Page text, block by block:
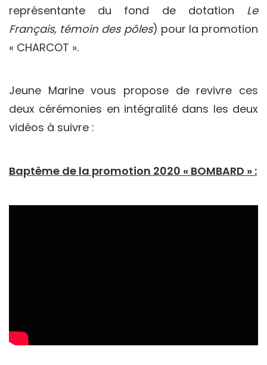
représentante du fond de dotation Le
Français, témoin des pôles) pour la promotion
« CHARCOT ».
Jeune Marine vous propose de revivre ces
deux cérémonies en intégralité dans les deux
vidéos à suivre :
Baptême de la promotion 2020 « BOMBARD » :